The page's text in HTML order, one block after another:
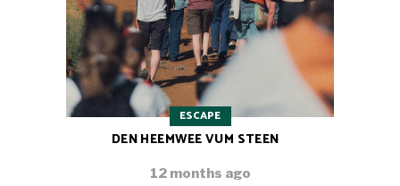
ESCAPE
DEN HEEMWEE VUM STEEN
12 months ago